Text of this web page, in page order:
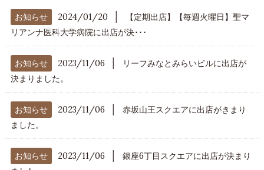
お知らせ 2024/01/20
【定期出店】【毎週火曜日】聖マ
リアンナ医科大学病院に出店が決･･･
お知らせ 2023/11/06
リーフみなとみらいビルに出店が
決まりました。
お知らせ 2023/11/06
赤坂山王スクエアに出店がきまり
ました。
お知らせ 2023/11/06
銀座6丁目スクエアに出店が決まり